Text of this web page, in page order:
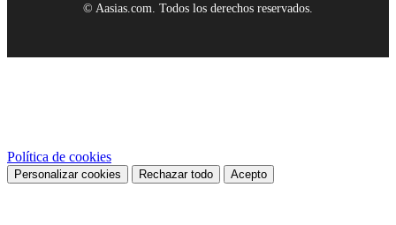
© Aasias.com. Todos los derechos reservados.
Política de cookies
Personalizar cookies Rechazar todo Acepto